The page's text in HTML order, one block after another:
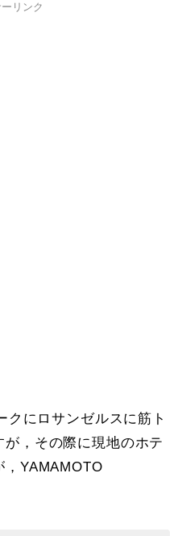
リンク
クにロサンゼルスに筋ト
，その際に現地のホテ
，YAMAMOTO